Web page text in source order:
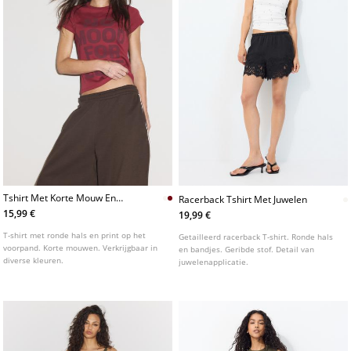
Tshirt Met Korte Mouw En
Print
15,99 €
T-shirt met ronde hals en print op het
voorpand. Korte mouwen. Verkrijgbaar in
diverse kleuren.
Racerback Tshirt Met Juwelen
19,99 €
Getailleerd racerback T-shirt. Ronde hals
en bandjes. Geribde stof. Detail van
juwelenapplicatie.